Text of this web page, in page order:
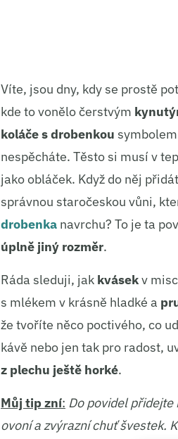
Víte, jsou dny, kdy se prostě
kde to vonělo čerstvým
koláče s drobenkou
nespěcháte. Těsto si musí v
jako obláček. Když do něj
správnou staročeskou vůni,
drobenkanavrchu? To je ta
úplně jiný rozměr.
Ráda sleduji, jak kvásekv
s mlékem v krásně hladké a
že tvoříte něco poctivého, co
kávě nebo jen tak pro radost,
z plechu ještě horké.
Můj tip zní: Do povidel přidejte
ovoní a zvýrazní chuť švestek.